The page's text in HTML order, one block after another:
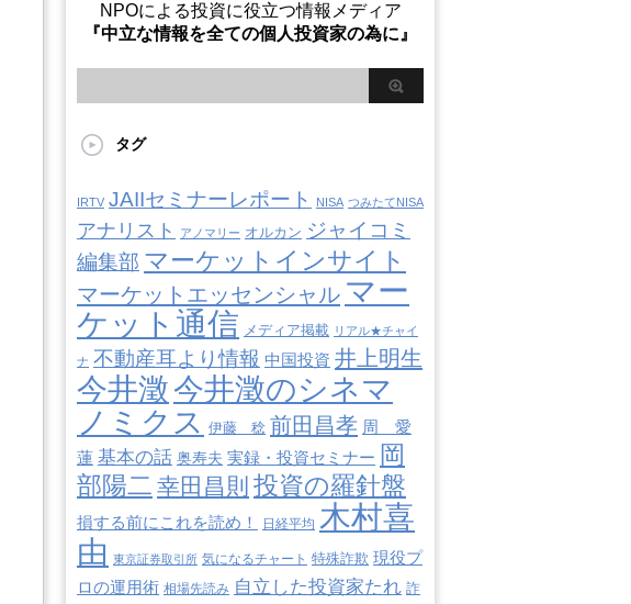
NPOによる投資に役立つ情報メディア
『中立な情報を全ての個人投資家の為に』
タグ
IRTV JAIIセミナーレポート NISA つみたてNISA
アナリスト アノマリー オルカン ジャイコミ
編集部 マーケットインサイト
マーケットエッセンシャル マー
ケット通信 メディア掲載 リアル★チャイ
ナ 不動産耳より情報 中国投資 井上明生
今井澂今井澂のシネマ
ノミクス 伊藤 稔 前田昌孝 周 愛
蓮 基本の話 奥寿夫 実録・投資セミナー 岡
部陽二 幸田昌則 投資の羅針盤
損する前にこれを読め！ 日経平均 木村喜
由 東京証券取引所 気になるチャート 特殊詐欺 現役プ
ロの運用術 相場先読み 自立した投資家たれ 詐